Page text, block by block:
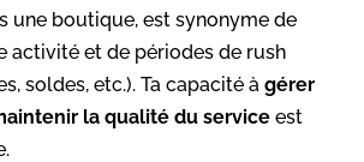
une boutique, est synonyme de
activité et de périodes de rush
soldes, etc.). Ta capacité à gérer
la qualité du service est